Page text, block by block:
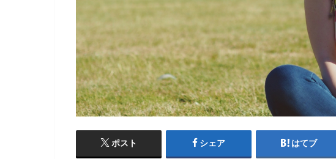
ポスト シェア はてブ